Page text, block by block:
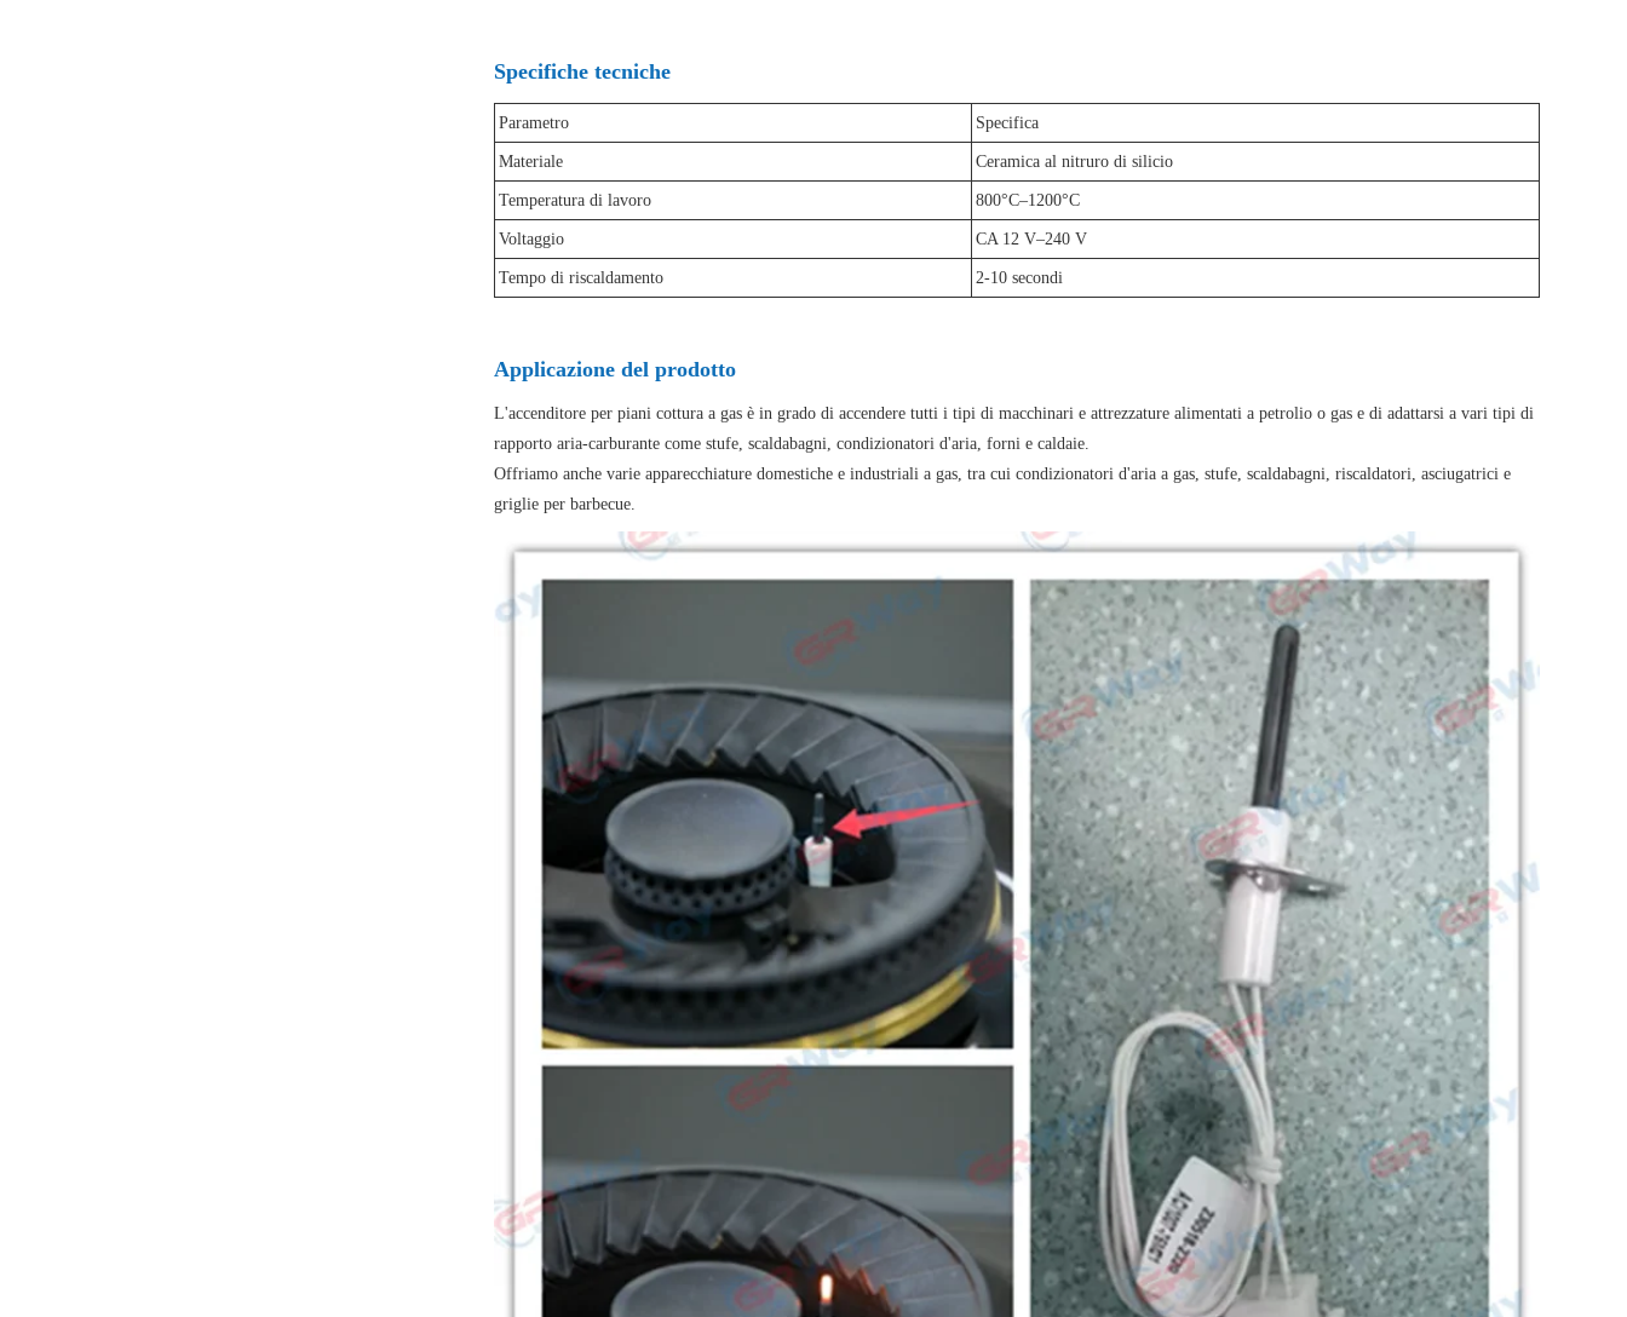
Specifiche tecniche
Parametro Specifica
Materiale Ceramica al nitruro di silicio
Temperatura di lavoro 800°C–1200°C
Voltaggio CA 12 V–240 V
Tempo di riscaldamento 2-10 secondi
Applicazione del prodotto
L'accenditore per piani cottura a gas è in grado di accendere tutti i tipi di macchinari e attrezzature alimentati a petrolio o gas e di adattarsi a vari tipi di
rapporto aria-carburante come stufe, scaldabagni, condizionatori d'aria, forni e caldaie.
Offriamo anche varie apparecchiature domestiche e industriali a gas, tra cui condizionatori d'aria a gas, stufe, scaldabagni, riscaldatori, asciugatrici e
griglie per barbecue.